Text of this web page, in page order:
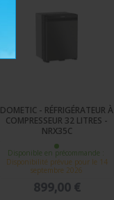
DOMETIC - RÉFRIGÉRATEUR À
COMPRESSEUR 32 LITRES -
NRX35C
Disponible en précommande :
Disponibilité prévue pour le 14
septembre 2026
899,00 €